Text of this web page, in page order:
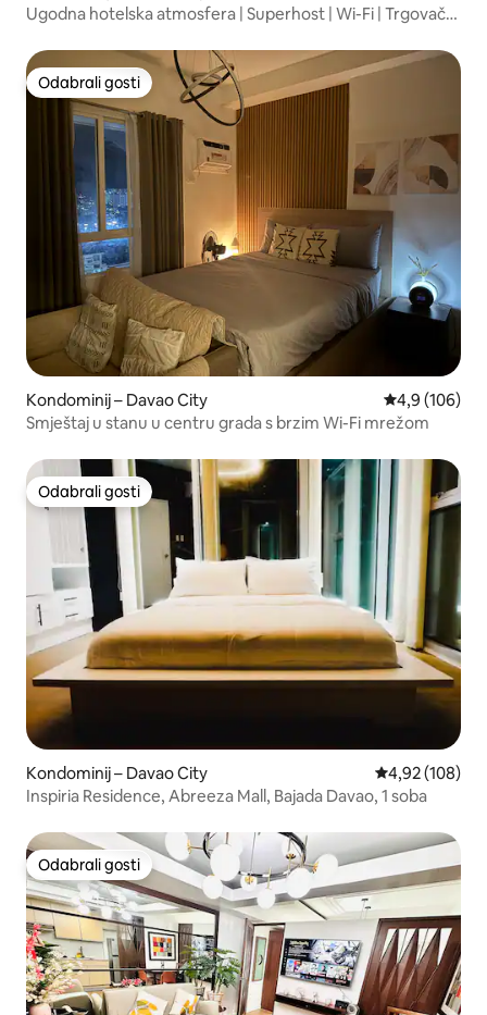
Ugodna hotelska atmosfera | Superhost | Wi-Fi | Trgovački
Odabrali gosti
Odabrali gosti
Kondominij – Davao City Prosječna
4,9 (106)
Smještaj u stanu u centru grada s brzim Wi-Fi mrežom
Odabrali gosti
Odabrali gosti
Kondominij – Davao City Prosječna
4,92 (108)
Inspiria Residence, Abreeza Mall, Bajada Davao, 1 soba
Odabrali gosti
Odabrali gosti